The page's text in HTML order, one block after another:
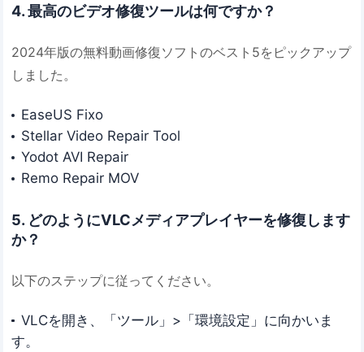
4. 最高のビデオ修復ツールは何ですか？
2024年版の無料動画修復ソフトのベスト5をピックアップ
しました。
EaseUS Fixo
Stellar Video Repair Tool
Yodot AVI Repair
Remo Repair MOV
5. どのようにVLCメディアプレイヤーを修復します
か？
以下のステップに従ってください。
VLCを開き、「ツール」>「環境設定」に向かいま
す。